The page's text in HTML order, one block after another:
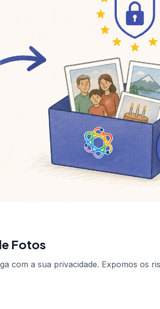
Fotos
com a sua privacidade. Expomos os